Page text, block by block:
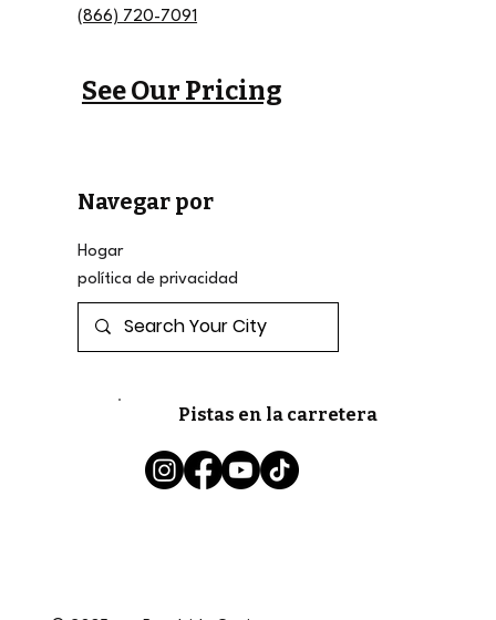
(866) 720-7091
See Our Pricing
Navegar por
Hogar
política de privacidad
Pistas en la carretera